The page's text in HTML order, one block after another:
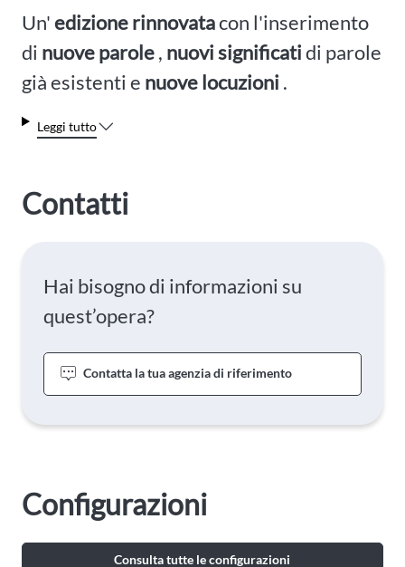
Un'edizione rinnovatacon l'inserimento
di nuove parole, nuovi significatidi parole
già esistenti e nuove locuzioni .
Leggi tutto
Contatti
Hai bisogno di informazioni su
quest’opera?
Contatta la tua agenzia di riferimento
Configurazioni
Consulta tutte le configurazioni